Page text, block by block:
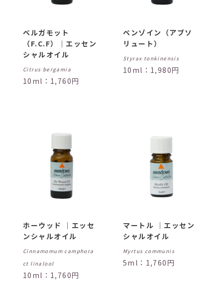
ベルガモット
（F.C.F）｜エッセン
シャルオイル
Citrus bergamia
10ml：1,760円
ベンゾイン（アブソ
リュート）
Styrax tonkinensis
10ml：1,980円
ホーウッド ｜エッセ
ンシャルオイル
Cinnamomum camphora
ct linalool
10ml：1,760円
マートル ｜エッセン
シャルオイル
Myrtus communis
5ml：1,760円